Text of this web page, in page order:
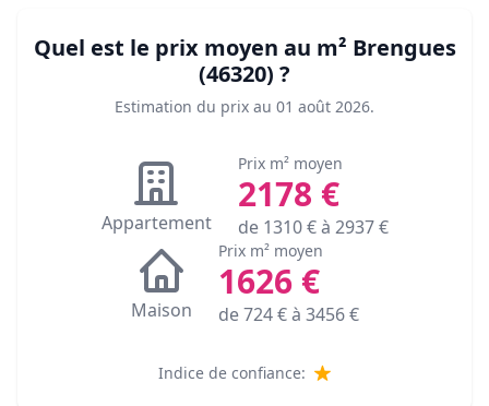
Quel est le prix moyen au m² Brengues
(46320) ?
Estimation du prix au 01 août 2026.
Appartement
Prix m² moyen
2178 €
de 1310€ à 2937€
Maison
Prix m² moyen
1626€
de724€ à 3456€
Indice de confiance: